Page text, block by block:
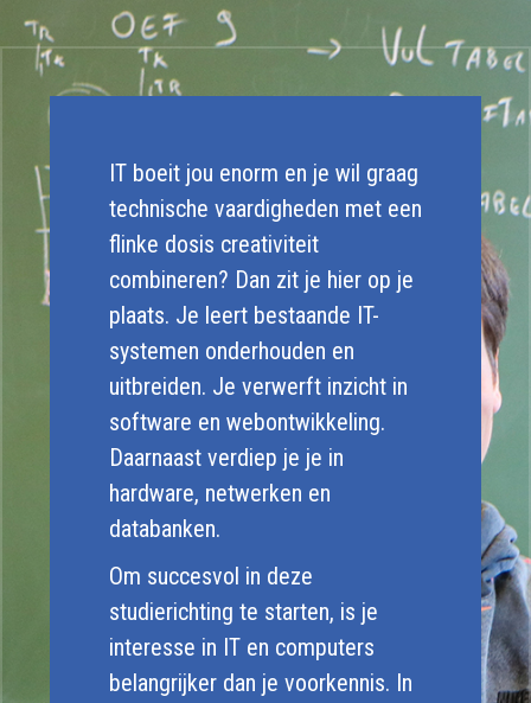
IT boeit jou enorm en je wil graag
technische vaardigheden met een
flinke dosis creativiteit
combineren? Dan zit je hier op je
plaats. Je leert bestaande IT-
systemen onderhouden en
uitbreiden. Je verwerft inzicht in
software en webontwikkeling.
Daarnaast verdiep je je in
hardware, netwerken en
databanken.
Om succesvol in deze
studierichting te starten, is je
interesse in IT en computers
belangrijker dan je voorkennis. In